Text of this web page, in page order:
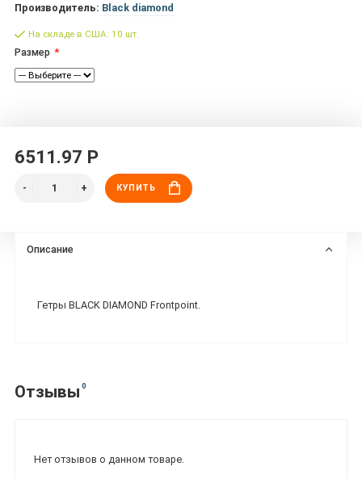
Производитель: Black diamond
На складе в США: 10 шт.
Размер
6511.97 Р
КУПИТЬ
Описание
Гетры BLACK DIAMOND Frontpoint.
Отзывы 0
Нет отзывов о данном товаре.